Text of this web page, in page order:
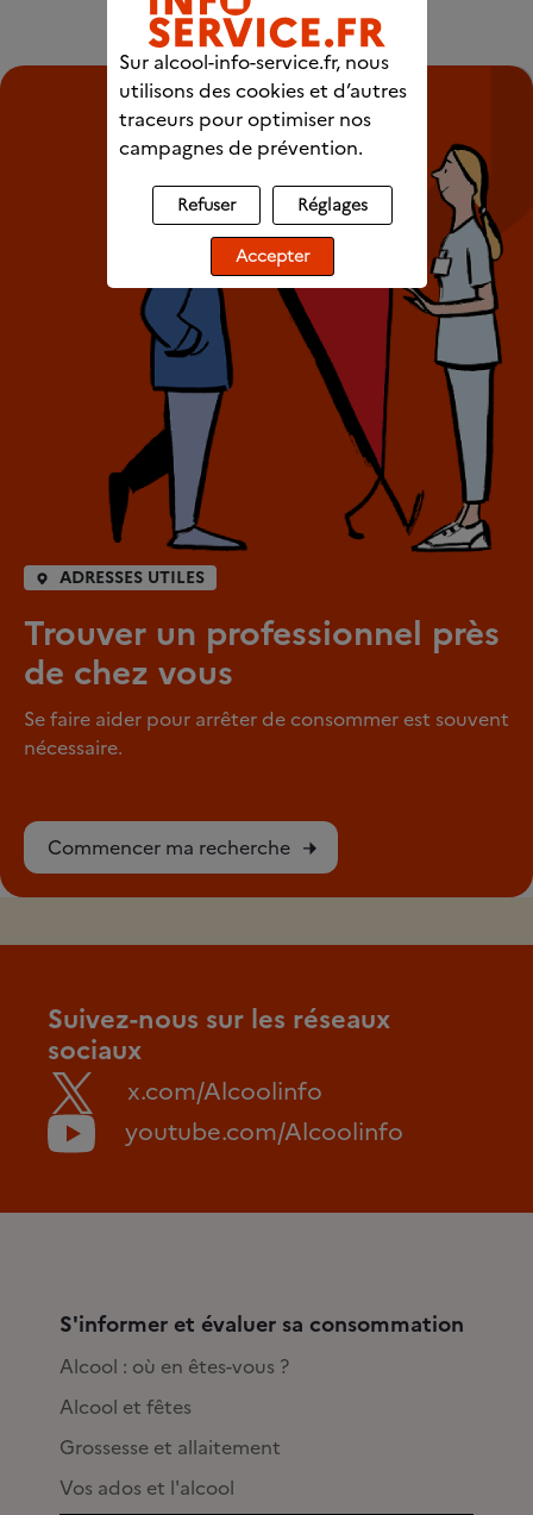
ADRESSES UTILES
Trouver un professionnel près
de chez vous
Se faire aider pour arrêter de consommer est souvent
nécessaire.
Commencer ma recherche
Suivez-nous sur les réseaux
sociaux
x.com/Alcoolinfo
youtube.com/Alcoolinfo
S'informer et évaluer sa consommation
Alcool : où en êtes-vous ?
Alcool et fêtes
Grossesse et allaitement
Vos ados et l'alcool
Sur alcool-info-service.fr, nous
utilisons des cookies et d’autres
traceurs pour optimiser nos
campagnes de prévention.
Refuser Réglages
Accepter